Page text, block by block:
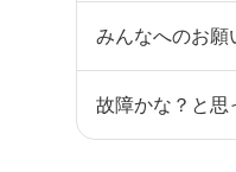
みんなへのお願
故障かな？と思